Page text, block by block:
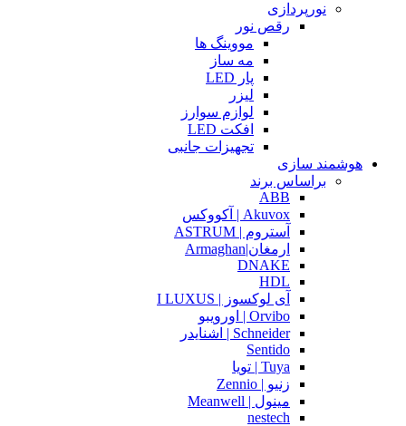
نورپردازی
رقص نور
مووینگ ها
مه ساز
پار LED
لیزر
لوازم سوارز
افکت LED
تجهیزات جانبی
هوشمند سازی
براساس برند
ABB
Akuvox | آکووکس
آستروم | ASTRUM
ارمغان|Armaghan
DNAKE
HDL
آی لوکسوز | I LUXUS
Orvibo | اورویبو
Schneider | اشنایدر
Sentido
Tuya | تویا
زنیو | Zennio
مینول | Meanwell
nestech